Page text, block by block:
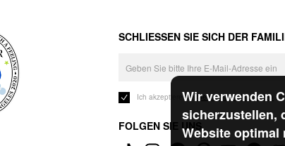
Wir verwenden
sicherzustellen,
Website optimal
SCHLIESSEN SIE SICH DER
Ich akzeptiere dieGeschäftsbedingungen
FOLGEN SIE UNS